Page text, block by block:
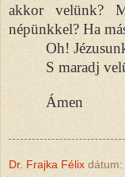
akkor velünk?
népünkkel? Ha
Oh!
S maradj
Ámen
Dr. Frajka Félix dátum: